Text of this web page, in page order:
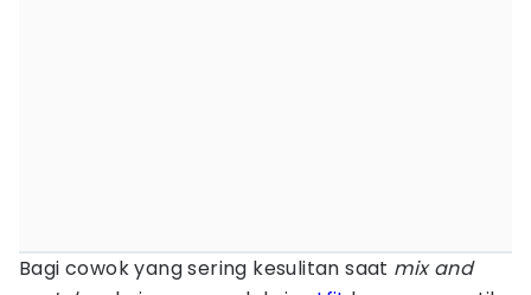
Bagi cowok yang sering kesulitan saat mix and